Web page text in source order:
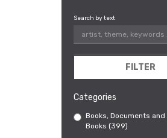
Search by text
FILTER
Categories
Books, Documents
Books (399)